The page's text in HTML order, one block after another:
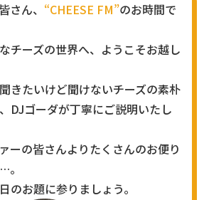
さん、 “CHEESE FM”のお時間で
チーズの世界へ、ようこそお越し
きたいけど聞けないチーズの素朴
DJゴーダが丁寧にご説明いたし
ーの皆さんよりたくさんのお便り
。
のお題に参りましょう。